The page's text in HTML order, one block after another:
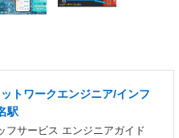
トワークエンジニア/インフ
駅
フサービス エンジニアガイド